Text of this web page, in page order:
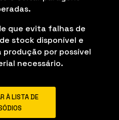
que evita falhas de
stock disponível e
produção por possível
necessário.
À LISTA DE